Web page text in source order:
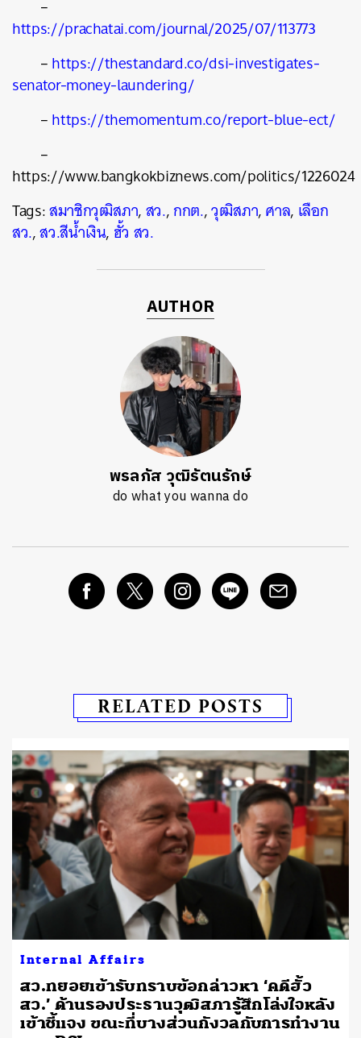
–
https://prachatai.com/journal/2025/07/113773
–https://thestandard.co/dsi-investigates-
senator-money-laundering/
–https://themomentum.co/report-blue-ect/
–
https://www.bangkokbiznews.com/politics/1226024
Tags:สมาชิกวุฒิสภา,สว.,กกต.,วุฒิสภา,ศาล, เลือก
สว.,สว.สีน้ำเงิน, ฮั้ว สว.
AUTHOR
พรลภัส วุฒิรัตนรักษ์
do what you wanna do
RELATED POSTS
Internal Affairs
สว.ทยอยเข้ารับทราบข้อกล่าวหา ‘คดีฮั้ว
สว.’ ด้านรองประธานวุฒิสภารู้สึกโล่งใจหลัง
เข้าชี้แจง ขณะที่บางส่วนกังวลกับการทำงาน